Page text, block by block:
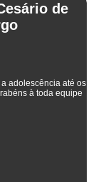
de
adolescência até os
à toda equipe